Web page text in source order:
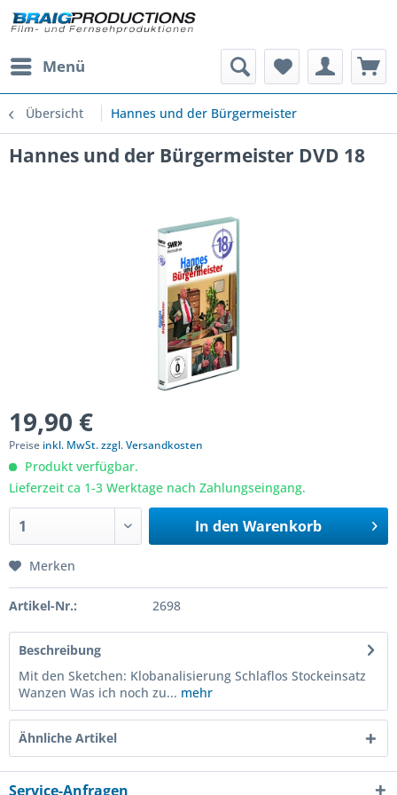
Menü
Übersicht Hannes und der Bürgermeister
Hannes und der Bürgermeister DVD 18
19,90 €
Preise inkl. MwSt. zzgl. Versandkosten
Produkt verfügbar.
Lieferzeit ca 1-3 Werktage nach Zahlungseingang.
In den Warenkorb
Merken
Artikel-Nr.: 2698
Beschreibung
Mit den Sketchen: Klobanalisierung Schlaflos Stockeinsatz
Wanzen Was ich noch zu... mehr
Ähnliche Artikel
Service-Anfragen